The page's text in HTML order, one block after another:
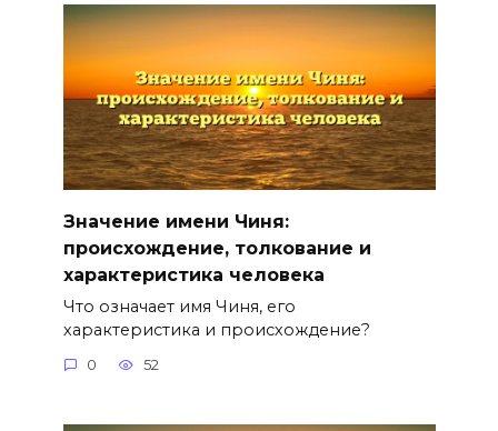
Значение имени Чиня:
происхождение, толкование и
характеристика человека
Что означает имя Чиня, его
характеристика и происхождение?
0 52